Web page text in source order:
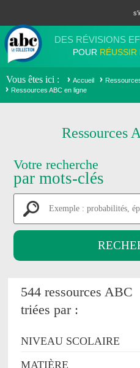
DES RÉVISIONS
POUR RÉUSSIR
Vous êtes ici Accueil
Ressources ABC en ligne
Ressources
Votre recherche
par mots-clés
544 ressources ABC
triées par :
NIVEAU SCOLAIRE
MATIÈRE